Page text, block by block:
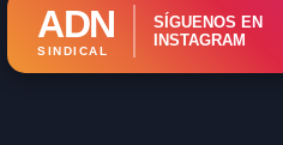
ADN
SINDICAL
SÍGUENOS EN
INSTAGRAM